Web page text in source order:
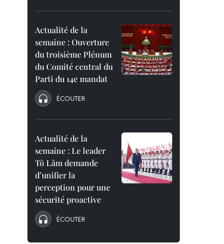
Actualité de la
semaine : Ouverture
du troisième Plénum
du Comité central du
Parti du 14e mandat
ÉCOUTER
Actualité de la
semaine : Le leader
Tô Lâm demande
d’unifier la
perception pour une
sécurité proactive
ÉCOUTER